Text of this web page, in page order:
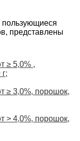
представлены
≥ 5,0% ,
≥ 3,0%, порошок,
> 4,0%, порошок,